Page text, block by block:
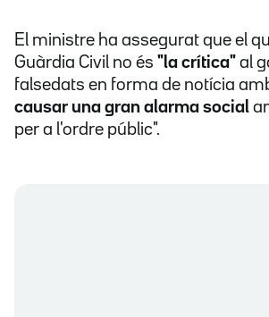
El ministre ha assegurat que el
Guàrdia Civil no és "la crítica" al
falsedats en forma de notícia
causar una gran alarma social
per a l'ordre públic".